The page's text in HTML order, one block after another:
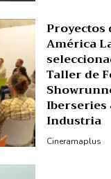
Proyectos
América
Taller de
Iberseries
Industria
Cineramaplus